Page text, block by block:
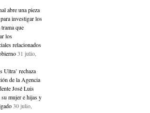
abre una pieza
investigar los
que
los
relacionados
31 julio,
Ultra’ rechaza
de la Agencia
José Luis
mujer e hijas y
30 julio,